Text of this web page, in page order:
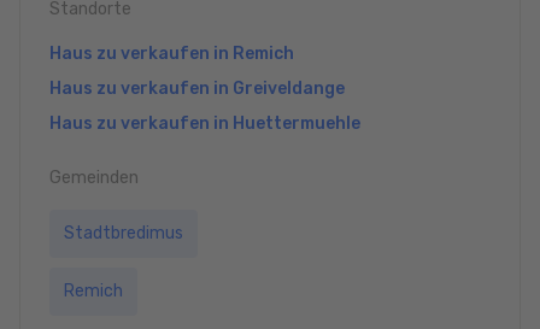
Standorte
Haus zu verkaufen in Remich
Haus zu verkaufen in Greiveldange
Haus zu verkaufen in Huettermuehle
Gemeinden
Stadtbredimus
Remich